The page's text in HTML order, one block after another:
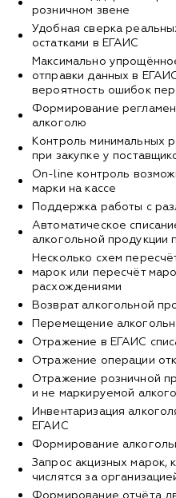
розничном звене
Удобная сверка
остатками в ЕГАИС
Максимально
отправки данных в
вероятность ошибок
Формирование
алкоголю
Контроль минимальных
при закупке у
Оn-line контроль
марки на кассе
Поддержка работы с
Автоматическое
алкогольной продукции
Несколько схем
марок или пересчёт
расхождениями
Возврат алкогольной
Перемещение
Отражение в ЕГАИС
Отражение операции
Отражение розничной
и не маркируемой
Инвентаризация
ЕГАИС
Формирование
Запрос акцизных
числятся за
Формирование отчёта